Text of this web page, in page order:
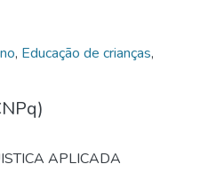
, Educação de crianças,
APLICADA